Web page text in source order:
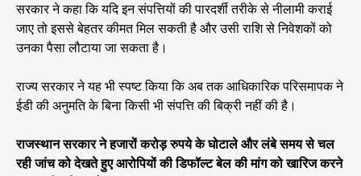
सरकार ने कहा कि यदि इन संपत्तियों की पारदर्शी तरीके से नीलामी कराई
जाए तो इससे बेहतर कीमत मिल सकती है और उसी राशि से निवेशकों को
उनका पैसा लौटाया जा सकता है।
राज्य सरकार ने यह भी स्पष्ट किया कि अब तक आधिकारिक परिसमापक ने
ईडी की अनुमति के बिना किसी भी संपत्ति की बिक्री नहीं की है।
राजस्थान सरकार ने हजारों करोड़ रुपये के घोटाले और लंबे समय से चल
रही जांच को देखते हुए आरोपियों की डिफॉल्ट बेल की मांग को खारिज करने